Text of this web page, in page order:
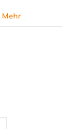
Mehr